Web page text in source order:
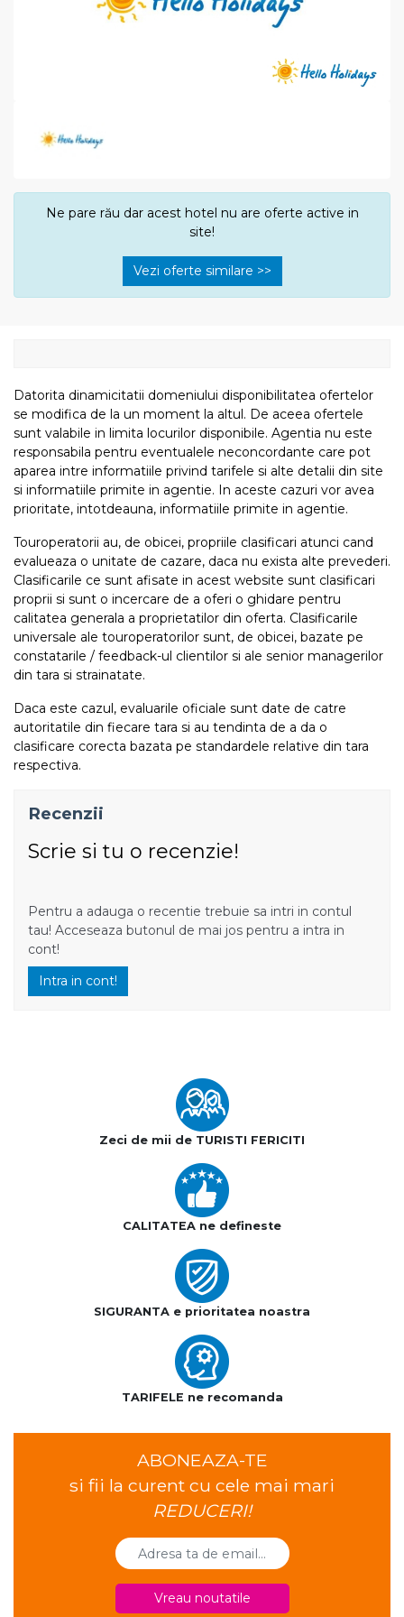
Ne pare rău dar acest hotel nu are oferte active in
site!
Vezi oferte similare >>
Datorita dinamicitatii domeniului disponibilitatea ofertelor
se modifica de la un moment la altul. De aceea ofertele
sunt valabile in limita locurilor disponibile. Agentia nu este
responsabila pentru eventualele neconcordante care pot
aparea intre informatiile privind tarifele si alte detalii din site
si informatiile primite in agentie. In aceste cazuri vor avea
prioritate, intotdeauna, informatiile primite in agentie.
Touroperatorii au, de obicei, propriile clasificari atunci cand
evalueaza o unitate de cazare, daca nu exista alte prevederi.
Clasificarile ce sunt afisate in acest website sunt clasificari
proprii si sunt o incercare de a oferi o ghidare pentru
calitatea generala a proprietatilor din oferta. Clasificarile
universale ale touroperatorilor sunt, de obicei, bazate pe
constatarile / feedback-ul clientilor si ale senior managerilor
din tara si strainatate.
Daca este cazul, evaluarile oficiale sunt date de catre
autoritatile din fiecare tara si au tendinta de a da o
clasificare corecta bazata pe standardele relative din tara
respectiva.
Recenzii
Scrie si tu o recenzie!
Pentru a adauga o recentie trebuie sa intri in contul
tau! Acceseaza butonul de mai jos pentru a intra in
cont!
Intra in cont!
Zeci de mii de TURISTI FERICITI
CALITATEA ne defineste
SIGURANTA e prioritatea noastra
TARIFELE ne recomanda
ABONEAZA-TE
si fii la curent cu cele mai mari
REDUCERI!
Vreau noutatile